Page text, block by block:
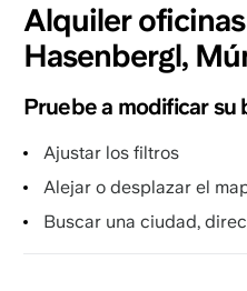
la
navegación
Alquiler
Hasenbergl,
Pruebe a modificar su
Ajustar los filtros
Alejar o desplazar el
Buscar una ciudad,